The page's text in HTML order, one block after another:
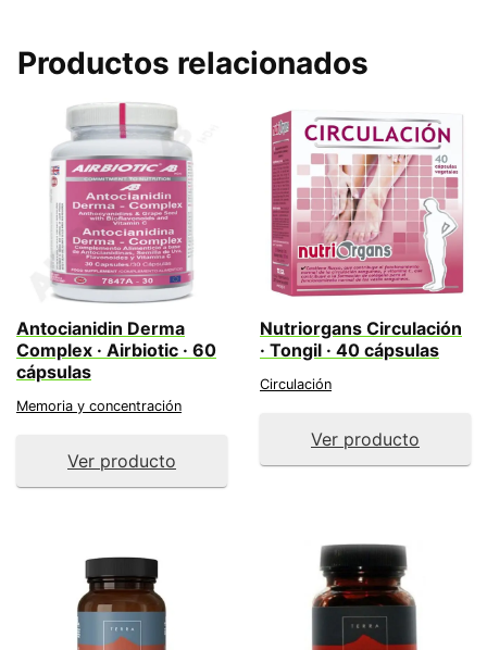
Productos relacionados
Antocianidin Derma
Complex · Airbiotic · 60
cápsulas
Memoria y concentración
Ver producto
Nutriorgans Circulación
· Tongil · 40 cápsulas
Circulación
Ver producto